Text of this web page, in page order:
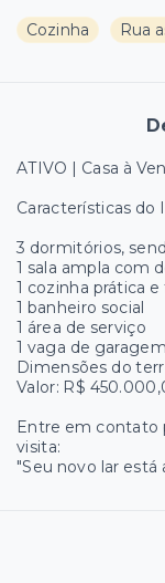
Cozinha Rua
ATIVO | Casa à
Características do
3 dormitórios,
1 sala ampla com
1 cozinha prática
1 banheiro social
1 área de serviço
1 vaga de garagem
Dimensões do
Valor: R$
Entre em contato
visita:
"Seu novo lar está